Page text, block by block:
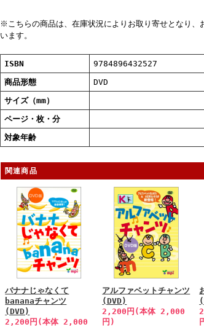
※こちらの商品は、在庫状況によりお取り寄せとなり
います。
ISBN
9784896432527
商品形態
DVD
サイズ（mm）
ページ・枚・分
対象年齢
関連商品
バナナじゃなくて
bananaチャンツ
(DVD)
2,200円(本体 2,000
アルファベットチャンツ
(DVD)
2,200円(本体 2,000
円)